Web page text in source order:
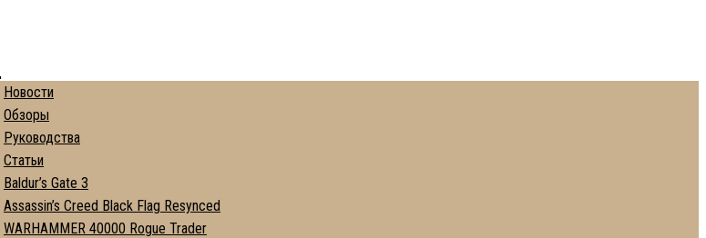
Новости
Обзоры
Руководства
Статьи
Baldur’s Gate 3
Assassin’s Creed Black Flag Resynced
WARHAMMER 40000 Rogue Trader